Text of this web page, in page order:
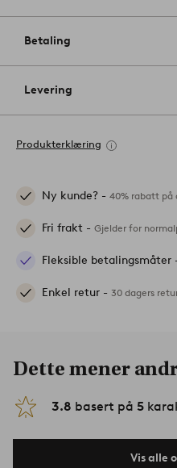
Betaling
Levering
Produkterklæring
Ny kunde? - 40% rabatt på
Fri frakt - Gjelder for
Fleksible betalingsmåter
Enkel retur - 30 dagers
Dette mener
3.8 basert på 5
Vis alle